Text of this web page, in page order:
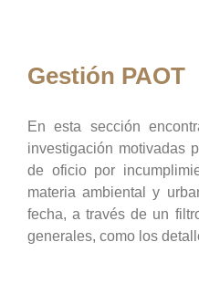
Gestión PAOT
En esta sección
investigación motivadas
de oficio por
materia ambiental y
fecha, a través de un
generales, como los